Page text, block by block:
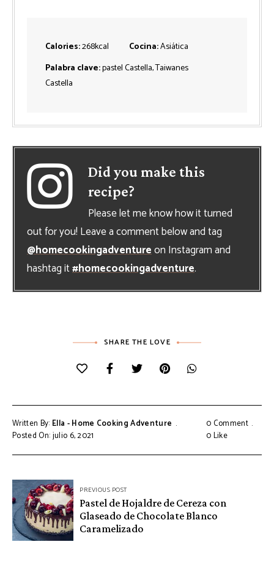
Calories:268kcal Cocina:Asiática
Palabra clave:pastel Castella, Taiwanes
Castella
Did you make this
recipe?
Please let me know how it turned
out for you! Leave a comment below and tag
@homecookingadventureon Instagram and
hashtag it#homecookingadventure.
SHARE THE LOVE
Written By: Ella - Home Cooking Adventure
Posted On: julio 6, 2021
0 Comment
0Like
Navegación
de
entradas
PREVIOUS POST
Pastel de Hojaldre de Cereza con
Glaseado de Chocolate Blanco
Caramelizado